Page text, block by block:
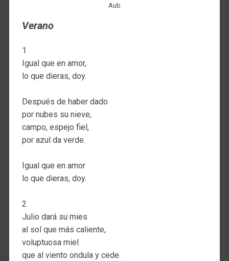
Aub
Verano
1
Igual que en amor,
lo que dieras, doy.
Después de haber dado
por nubes su nieve,
campo, espejo fiel,
por azul da verde.
Igual que en amor
lo que dieras, doy.
2
Julio dará su mies
al sol que más caliente,
voluptuosa miel
que al viento ondula y cede.